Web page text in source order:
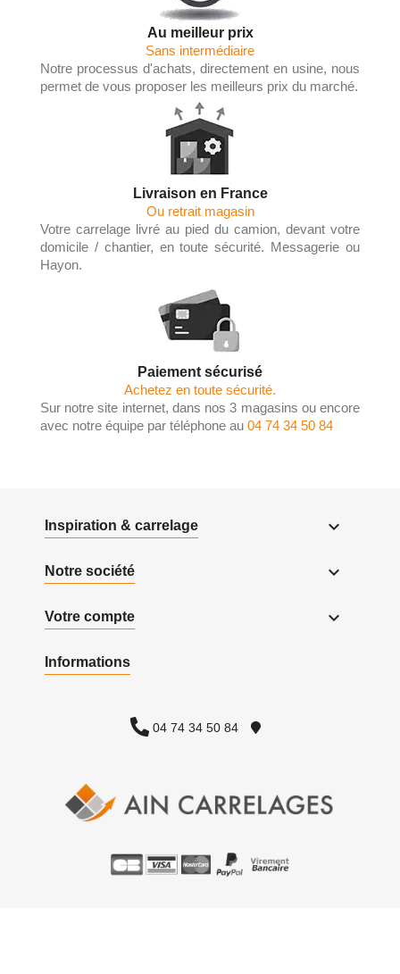
Au meilleur prix
Sans intermédiaire
Notre processus d'achats, directement en usine, nous
permet de vous proposer les meilleurs prix du marché.
Livraison en France
Ou retrait magasin
Votre carrelage livré au pied du camion, devant votre
domicile / chantier, en toute sécurité. Messagerie ou
Hayon.
Paiement sécurisé
Achetez en toute sécurité.
Sur notre site internet, dans nos 3 magasins ou encore
avec notre équipe par téléphone au 04 74 34 50 84
Inspiration & carrelage 
Notre société 
Votre compte 
Informations
04 74 34 50 84